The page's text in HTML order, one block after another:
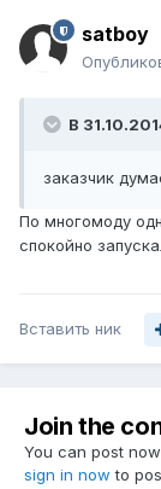
satboy
В
заказчик
По многомоду
спокойно
Вставить ник
Join the
You can post
sign in now to